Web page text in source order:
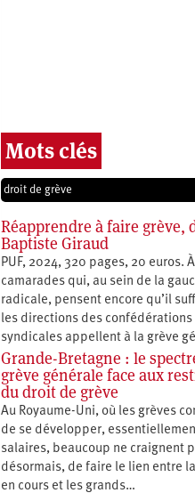
Mots clés
droit de grève
Réapprendre à faire grève,
Baptiste Giraud
PUF, 2024, 320 pages, 20 euros.
camarades qui, au sein de la
radicale, pensent encore qu’il
les directions des confédérations
syndicales appellent à la grève
Grande-Bretagne : le
grève générale face aux
du droit de grève
Au Royaume-Uni, où les grèves
de se développer,
salaires, beaucoup ne craignent
désormais, de faire le lien entre
en cours et les grands…